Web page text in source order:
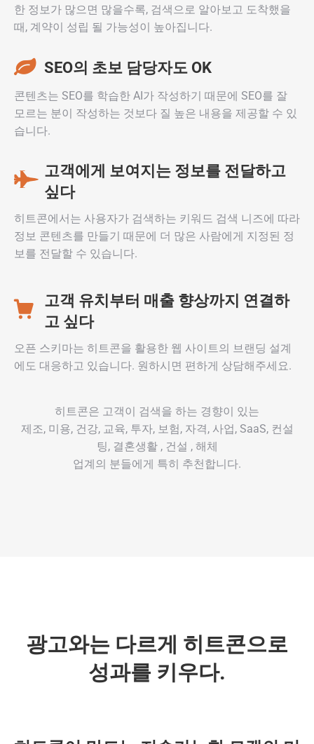
한 정보가 많으면 많을수록, 검색으로 알아보고 도착했을
때, 계약이 성립 될 가능성이 높아집니다.
SEO의 초보 담당자도 OK
콘텐츠는 SEO를 학습한 AI가 작성하기 때문에 SEO를 잘
모르는 분이 작성하는 것보다 질 높은 내용을 제공할 수 있
습니다.
고객에게 보여지는 정보를 전달하고
싶다
히트콘에서는 사용자가 검색하는 키워드 검색 니즈에 따라
정보 콘텐츠를 만들기 때문에 더 많은 사람에게 지정된 정
보를 전달할 수 있습니다.
고객 유치부터 매출 향상까지 연결하
고 싶다
오픈 스키마는 히트콘을 활용한 웹 사이트의 브랜딩 설계
에도 대응하고 있습니다. 원하시면 편하게 상담해주세요.
히트콘은 고객이 검색을 하는 경향이 있는
제조, 미용, 건강, 교육, 투자, 보험, 자격, 사업, SaaS, 컨설
팅, 결혼생활 , 건설 , 해체
업계의 분들에게 특히 추천합니다.
광고와는 다르게 히트콘으로
성과를 키우다.